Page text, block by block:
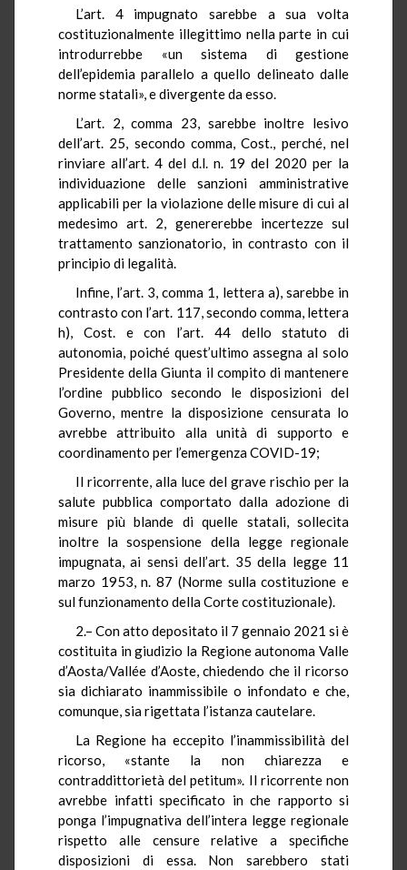
L’art. 4 impugnato sarebbe a sua volta
costituzionalmente illegittimo nella parte in cui
introdurrebbe «un sistema di gestione
dell’epidemia parallelo a quello delineato dalle
norme statali», e divergente da esso.
L’art. 2, comma 23, sarebbe inoltre lesivo
dell’art. 25, secondo comma, Cost., perché, nel
rinviare all’art. 4 del d.l. n. 19 del 2020 per la
individuazione delle sanzioni amministrative
applicabili per la violazione delle misure di cui al
medesimo art. 2, genererebbe incertezze sul
trattamento sanzionatorio, in contrasto con il
principio di legalità.
Infine, l’art. 3, comma 1, lettera a), sarebbe in
contrasto con l’art. 117, secondo comma, lettera
h), Cost. e con l’art. 44 dello statuto di
autonomia, poiché quest’ultimo assegna al solo
Presidente della Giunta il compito di mantenere
l’ordine pubblico secondo le disposizioni del
Governo, mentre la disposizione censurata lo
avrebbe attribuito alla unità di supporto e
coordinamento per l’emergenza COVID-19;
Il ricorrente, alla luce del grave rischio per la
salute pubblica comportato dalla adozione di
misure più blande di quelle statali, sollecita
inoltre la sospensione della legge regionale
impugnata, ai sensi dell’art. 35 della legge 11
marzo 1953, n. 87 (Norme sulla costituzione e
sul funzionamento della Corte costituzionale).
2.– Con atto depositato il 7 gennaio 2021 si è
costituita in giudizio la Regione autonoma Valle
d’Aosta/Vallée d’Aoste, chiedendo che il ricorso
sia dichiarato inammissibile o infondato e che,
comunque, sia rigettata l’istanza cautelare.
La Regione ha eccepito l’inammissibilità del
ricorso, «stante la non chiarezza e
contraddittorietà del petitum». Il ricorrente non
avrebbe infatti specificato in che rapporto si
ponga l’impugnativa dell’intera legge regionale
rispetto alle censure relative a specifiche
disposizioni di essa. Non sarebbero stati